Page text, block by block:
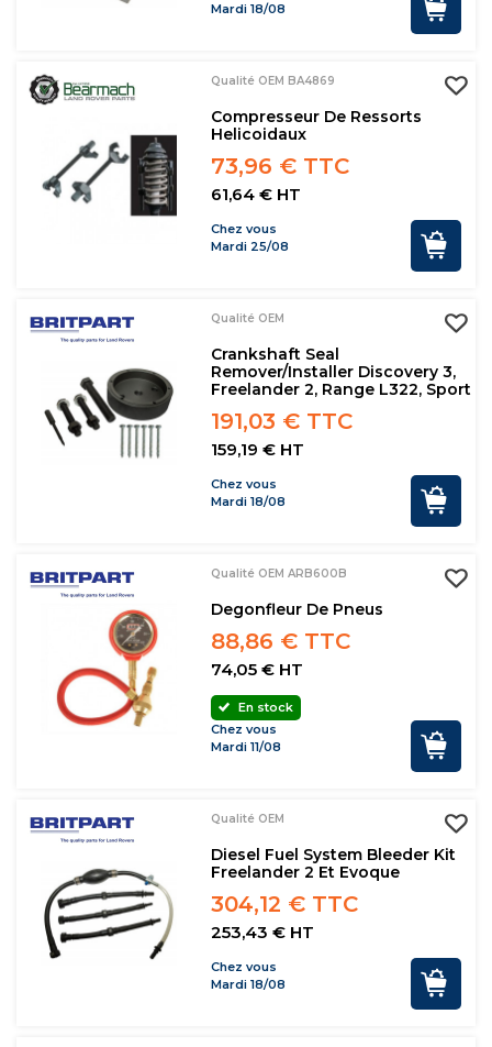
Mardi 18/08
Qualité OEM BA4869
Compresseur De Ressorts
Helicoidaux
73,96 € TTC
61,64 € HT
Chez vous
Mardi 25/08
Qualité OEM
Crankshaft Seal
Remover/installer Discovery 3,
Freelander 2, Range L322, Sport
191,03 € TTC
159,19 € HT
Chez vous
Mardi 18/08
Qualité OEM ARB600B
Degonfleur De Pneus
88,86 € TTC
74,05 € HT
En stock
Chez vous
Mardi 11/08
Qualité OEM
Diesel Fuel System Bleeder Kit
Freelander 2 Et Evoque
304,12 € TTC
253,43 € HT
Chez vous
Mardi 18/08